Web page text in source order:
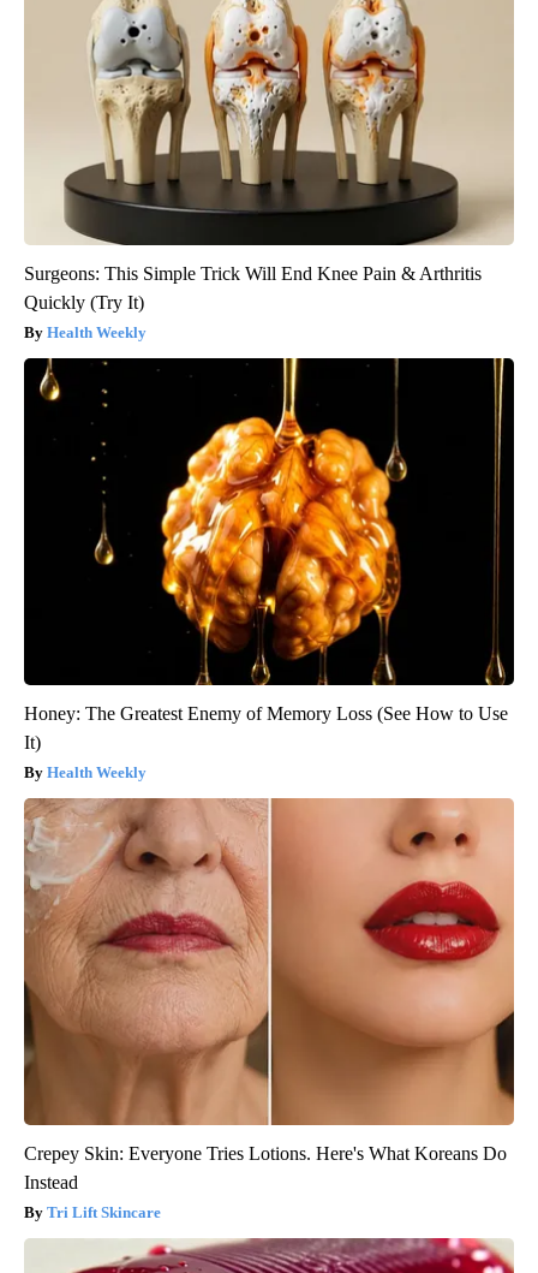
Surgeons: This Simple Trick Will End Knee Pain & Arthritis
Quickly (Try It)
Health Weekly
Honey: The Greatest Enemy of Memory Loss (See How to Use
It)
Health Weekly
Crepey Skin: Everyone Tries Lotions. Here's What Koreans Do
Instead
Tri Lift Skincare